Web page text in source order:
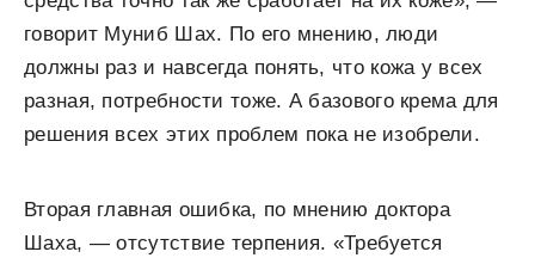
говорит Муниб Шах. По его мнению, люди
должны раз и навсегда понять, что кожа у всех
разная, потребности тоже. А базового крема для
решения всех этих проблем пока не изобрели.
Вторая главная ошибка, по мнению доктора
Шаха, — отсутствие терпения. «Требуется